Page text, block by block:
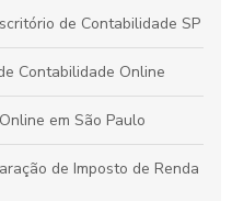
Essenciais para
Negócio
Revolucionar a Gestão
de Contabilidade SP
Contabilidade Online
em São Paulo
de Imposto de Renda